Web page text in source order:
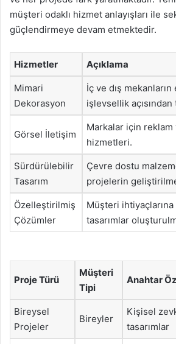
müşteri odaklı hizmet anlayışları ile
güçlendirmeye devam etmektedir.
Hizmetler Açıklama
Mimari
Dekorasyon
İç ve dış
işlevsellik açısından
Görsel İletişim
Markalar için reklam
hizmetleri.
Sürdürülebilir
Tasarım
Çevre dostu
projelerin
Özelleştirilmiş
Çözümler
Müşteri
tasarımlar
Proje Türü
Müşteri
Tipi
Anahtar
Bireysel
Projeler
Bireyler
Kişisel
tasarımlar